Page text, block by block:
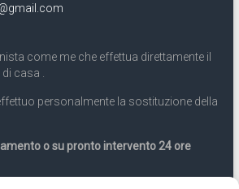
come me che effettua direttamente il
casa .
personalmente la sostituzione della
o su pronto intervento 24 ore